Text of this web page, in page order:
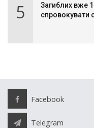
5
Загиблих вже
спровокувати
Facebook
Telegram